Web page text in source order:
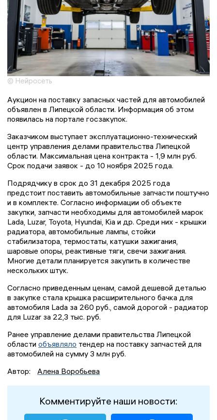
© Нейросеть
Аукцион на поставку запасных частей для автомобилей
объявлен в Липецкой области. Информация об этом
появилась на портале госзакупок.
Заказчиком выступает эксплуатационно-технический
центр управления делами правительства Липецкой
области. Максимальная цена контракта - 1,9 млн руб.
Срок подачи заявок - до 10 ноября 2025 года.
Подрядчику в срок до 31 декабря 2025 года
предстоит поставить автомобильные запчасти поштучно
и в комплекте. Согласно информации об объекте
закупки, запчасти необходимы для автомобилей марок
Lada, Luzar, Toyota, Hyundai, Kia и др. Среди них - крышки
радиатора, автомобильные лампы, стойки
стабилизатора, термостаты, катушки зажигания,
шаровые опоры, реактивные тяги, свечи зажигания.
Многие детали планируется закупить в количестве
нескольких штук.
Согласно приведенным ценам, самой дешевой деталью
в закупке стала крышка расширительного бачка для
автомобиля Lada за 260 руб., самой дорогой - радиатор
для Luzar за 22,3 тыс. руб.
Ранее управление делами правительства Липецкой
области объявляло тендер на поставку запчастей для
автомобилей на сумму 3 млн руб.
Автор:
Алена Воробьева
Комментируйте наши новости: